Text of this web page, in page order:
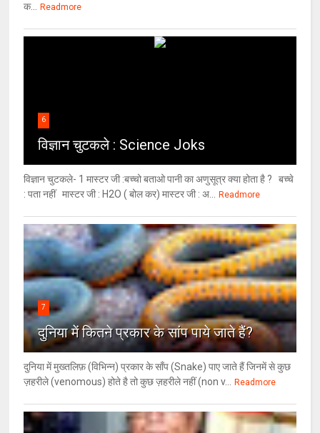
क...
Readmore
6
विज्ञान चुटकले : Science Joks
विज्ञान चुटकले- 1 मास्टर जी :बच्चो बताओ पानी का अणुसूत्र क्या होता है ? बच्चे
: पता नहीं मास्टर जी : H2O ( बोल कर) मास्टर जी : अ...
Readmore
7
दुनिया में कितने प्रकार के सांप पाये जाते हैं?
दुनिया में मुख्तलिफ़ (विभिन्न) प्रकार के साँप (Snake) पाए जाते हैं जिनमें से कुछ
ज़हरीले (venomous) होते है तो कुछ ज़हरीले नहीं (non v...
Readmore